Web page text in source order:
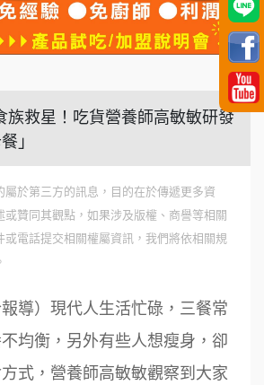
族救星！吃貨營養師高敏敏研發
」
屬於第三方的訊息，目的在於傳遞更多資
或贊同其觀點，如果涉及版權、商譽等相關
或電話提交相關權屬資訊，我們將依相關規
報導）現代人生活忙碌，三餐常
均衡，另外有些人想瘦身，卻
式，營養師高敏敏觀察到大家